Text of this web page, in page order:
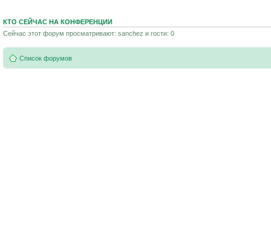
КТО СЕЙЧАС НА КОНФЕРЕНЦИИ
Сейчас этот форум просматривают: sanchez и гости: 0
Список форумов